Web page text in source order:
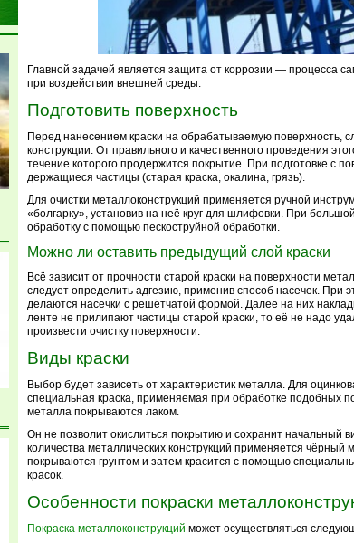
Главной задачей является защита от коррозии — процесса
при воздействии внешней среды.
Подготовить поверхность
Перед нанесением краски на обрабатываемую поверхность,
конструкции. От правильного и качественного проведения
течение которого продержится покрытие. При подготовке с
держащиеся частицы (старая краска, окалина, грязь).
Для очистки металлоконструкций применяется ручной
«болгарку», установив на неё круг для шлифовки. При
обработку с помощью пескоструйной обработки.
Можно ли оставить предыдущий слой краски
Всё зависит от прочности старой краски на поверхности
следует определить адгезию, применив способ насечек. При
делаются насечки с решётчатой формой. Далее на них
ленте не прилипают частицы старой краски, то её не надо
произвести очистку поверхности.
Виды краски
Выбор будет зависеть от характеристик металла. Для
специальная краска, применяемая при обработке подобных
металла покрываются лаком.
Он не позволит окислиться покрытию и сохранит начальный
количества металлических конструкций применяется чёрный
покрываются грунтом и затем красится с помощью
красок.
Особенности покраски
Покраска металлоконструкций может осуществляться